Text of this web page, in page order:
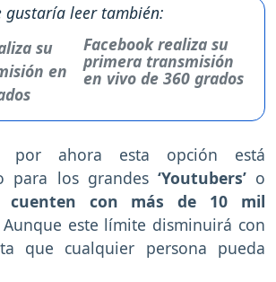
gustaría leer también:
Facebook realiza su
primera transmisión
en vivo de 360 grados
por ahora esta opción está
para los grandes ‘Youtubers’ o
cuenten con más de 10 mil
este límite disminuirá con
que cualquier persona pueda